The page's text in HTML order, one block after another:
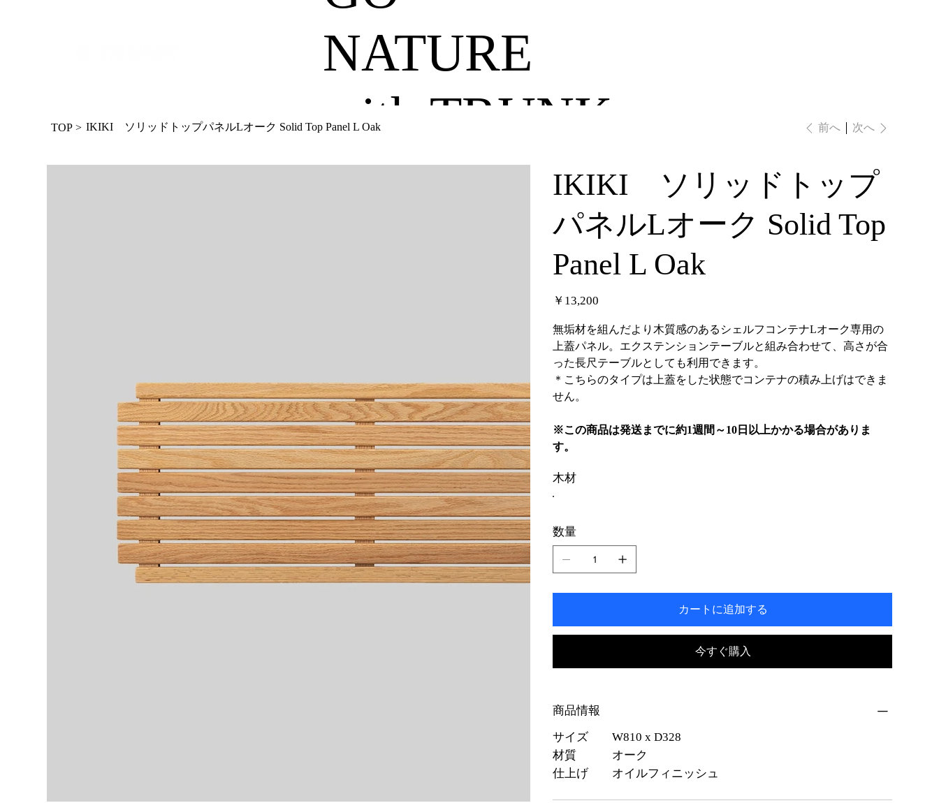
NATURE
with TRUNK
TOP > IKIKI ソリッドトップパネルLオーク Solid Top Panel L Oak 前へ 次へ
IKIKI ソリッドトップ
パネルLオーク Solid Top
Panel L Oak
価
格
￥13,200
無垢材を組んだより木質感のあるシェルフコンテナLオーク専用の
上蓋パネル。エクステンションテーブルと組み合わせて、高さが合
った長尺テーブルとしても利用できます。
＊こちらのタイプは上蓋をした状態でコンテナの積み上げはできま
せん。
※この商品は発送までに約1週間～10日以上かかる場合がありま
す。
木材
数量
カートに追加する
今すぐ購入
商品情報
サイズ W810 x D328
材質 オーク
仕上げ オイルフィニッシュ